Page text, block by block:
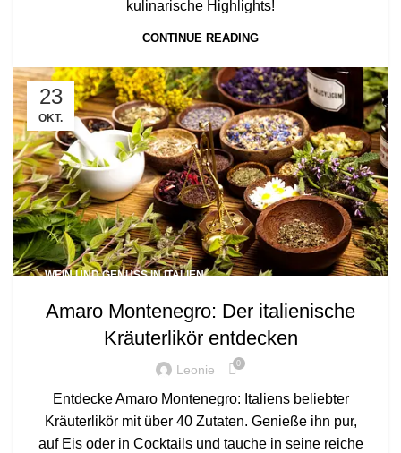
kulinarische Highlights!
CONTINUE READING
23
OKT.
WEIN UND GENUSS IN ITALIEN
Amaro Montenegro: Der italienische
Kräuterlikör entdecken
Leonie 0
Entdecke Amaro Montenegro: Italiens beliebter
Kräuterlikör mit über 40 Zutaten. Genieße ihn pur,
auf Eis oder in Cocktails und tauche in seine reiche